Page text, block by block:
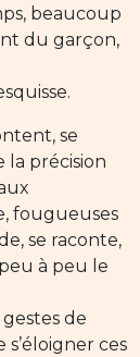
beaucoup
du garçon,
se
la précision
fougueuses
se raconte,
à peu le
de
s’éloigner ces